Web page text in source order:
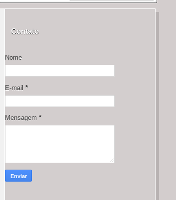
Contato
Nome
E-mail *
Mensagem *